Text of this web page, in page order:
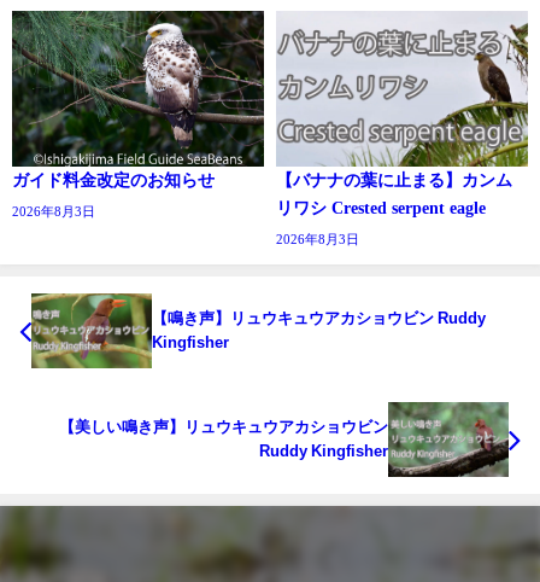
ガイド料金改定のお知らせ
2026年8月3日
【バナナの葉に止まる】カンム
リワシ Crested serpent eagle
2026年8月3日
【鳴き声】リュウキュウアカショウビン Ruddy
Kingfisher
【美しい鳴き声】リュウキュウアカショウビン
Ruddy Kingfisher